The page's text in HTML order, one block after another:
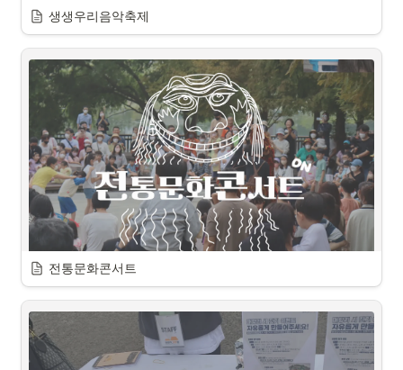
만들어 가는데 도움
사업소개
생생우리음악축제
문화예술 공간으로 발전할 수 있는 곳에서 아티스트들에게
공연 기회를 제공하고, 시민들에게는 양질의 전통공연 (국악/
연희)을 제공하는 생생 우리음악 축제
오디언스와 아티스트의 거리를 물리적으로 좁히고, 획일화
되고 한정적인 공간의 틀에서 벗어나 전통예술 분야의 새로
운 향유의 틀을 제공하는 라이브 우리음악 축제
생생우리음악축제
사업소개
살아 움직이는 공연
관객과 예술가, 공간이 서로 소통하는 콘서트
사회자가 아닌, 예술가
소개하는 콘서트
전통문화콘서트